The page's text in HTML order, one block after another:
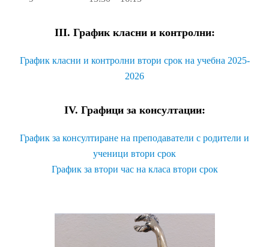
III. График класни и контролни:
График класни и контролни втори срок на учебна 2025-
2026
IV. Графици за консултации:
График за консултиране на преподаватели с родители и
ученици втори срок
График за втори час на класа втори срок